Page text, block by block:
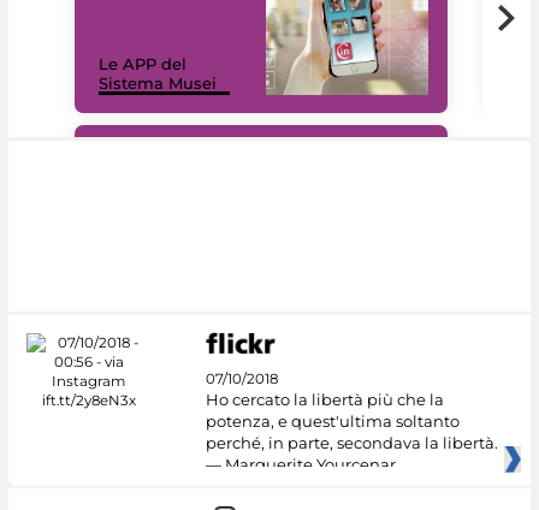
Le APP del
Sistema Musei
07/10/2018
Ho cercato la libertà più che la
potenza, e quest'ultima soltanto
perché, in parte, secondava la libertà.
— Marguerite Yourcenar